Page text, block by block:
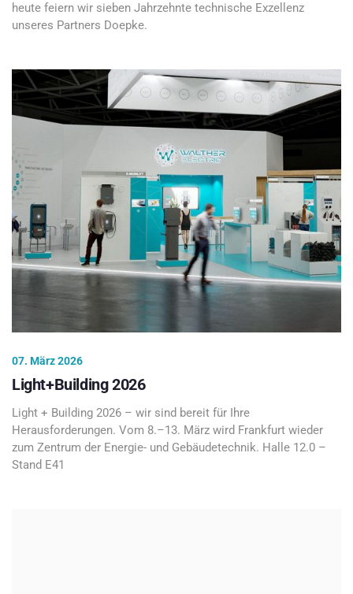
heute feiern wir sieben Jahrzehnte technische Exzellenz
unseres Partners Doepke.
07. März 2026
Light+Building 2026
Light + Building 2026 – wir sind bereit für Ihre
Herausforderungen. Vom 8.–13. März wird Frankfurt wieder
zum Zentrum der Energie- und Gebäudetechnik. Halle 12.0 –
Stand E41